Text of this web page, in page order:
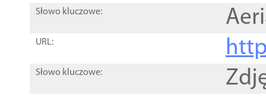
Słowo kluczowe:
URL:
Słowo kluczowe: